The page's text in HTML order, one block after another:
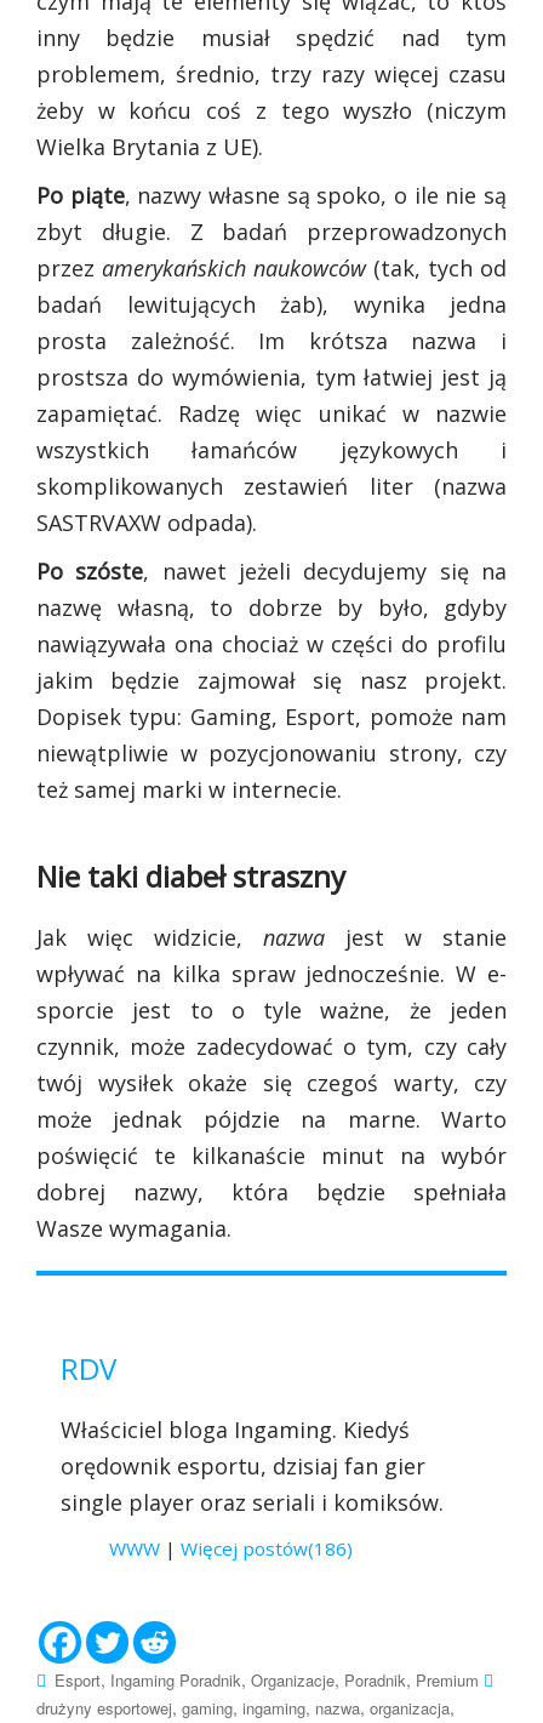
inny będzie musiał spędzić nad tym
problemem, średnio, trzy razy więcej czasu
żeby w końcu coś z tego wyszło (niczym
Wielka Brytania z UE).
Po piąte, nazwy własne są spoko, o ile nie są
zbyt długie. Z badań przeprowadzonych
przez amerykańskich naukowców(tak, tych od
badań lewitujących żab), wynika jedna
prosta zależność. Im krótsza nazwa i
prostsza do wymówienia, tym łatwiej jest ją
zapamiętać. Radzę więc unikać w nazwie
wszystkich łamańców językowych i
skomplikowanych zestawień liter (nazwa
SASTRVAXW odpada).
Po szóste, nawet jeżeli decydujemy się na
nazwę własną, to dobrze by było, gdyby
nawiązywała ona chociaż w części do profilu
jakim będzie zajmował się nasz projekt.
Dopisek typu: Gaming, Esport, pomoże nam
niewątpliwie w pozycjonowaniu strony, czy
też samej marki w internecie.
Nie taki diabeł straszny
Jak więc widzicie, nazwa jest w stanie
wpływać na kilka spraw jednocześnie. W e-
sporcie jest to o tyle ważne, że jeden
czynnik, może zadecydować o tym, czy cały
twój wysiłek okaże się czegoś warty, czy
może jednak pójdzie na marne. Warto
poświęcić te kilkanaście minut na wybór
dobrej nazwy, która będzie spełniała
Wasze wymagania.
RDV
Właściciel bloga Ingaming. Kiedyś
orędownik esportu, dzisiaj fan gier
single player oraz seriali i komiksów.
WWW | Więcej postów(186)
Esport, Ingaming Poradnik, Organizacje, Poradnik, Premium
drużyny esportowej, gaming, ingaming, nazwa, organizacja,